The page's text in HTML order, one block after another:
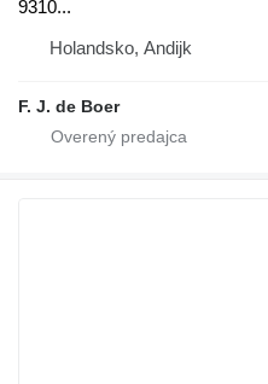
9310...
Holandsko, Andijk
F. J. de Boer